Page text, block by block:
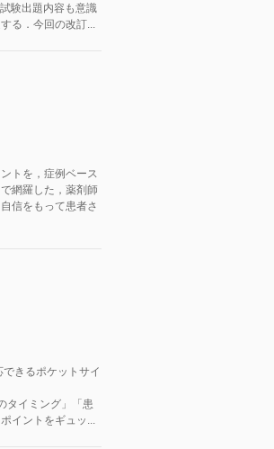
験出題内容も意識
る．今回の改訂...
トを，症例ベース
網羅した，薬剤師
信をもって患者さ
できるポケットサイ
タイミング」「患
イントをギュッ...